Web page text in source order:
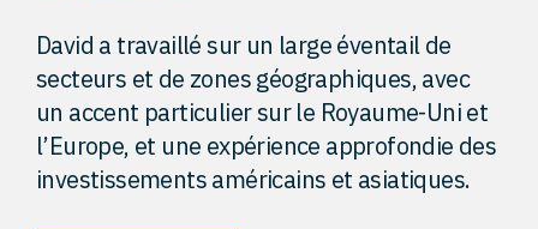
David a travaillé sur un large éventail de
secteurs et de zones géographiques, avec
un accent particulier sur le Royaume-Uni et
l’Europe, et une expérience approfondie des
investissements américains et asiatiques.